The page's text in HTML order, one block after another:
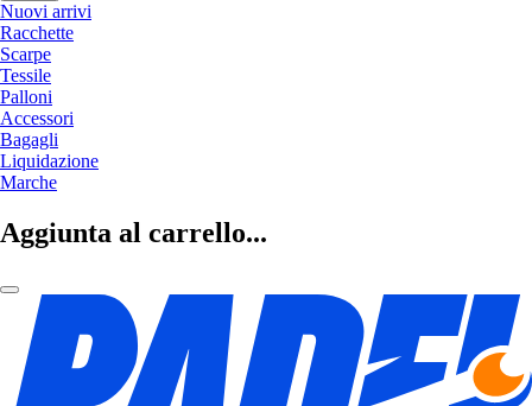
Nuovi arrivi
Racchette
Scarpe
Tessile
Palloni
Accessori
Bagagli
Liquidazione
Marche
Aggiunta al carrello...